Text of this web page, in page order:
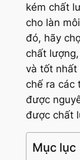
kém chất
cho làn
đó, hãy
chất
và tốt nhất
chế ra các
được
được chất
Mục lục